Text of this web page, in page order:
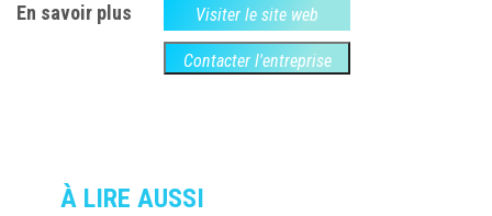
En savoir plus Visiter le site web
Contacter l'entreprise
À LIRE AUSSI